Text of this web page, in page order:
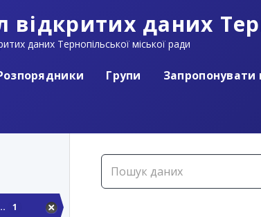
відкритих даних
даних Тернопільської міської ради
Групи Запропонувати
1